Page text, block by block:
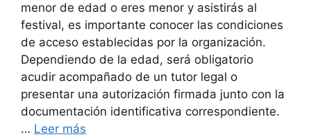
menor de edad o eres menor y asistirás al
festival, es importante conocer las condiciones
de acceso establecidas por la organización.
Dependiendo de la edad, será obligatorio
acudir acompañado de un tutor legal o
presentar una autorización firmada junto con la
documentación identificativa correspondiente.
… Leer más